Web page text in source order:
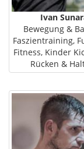
Ivan
Bewegung &
Faszientraining,
Fitness, Kinder
Rücken &